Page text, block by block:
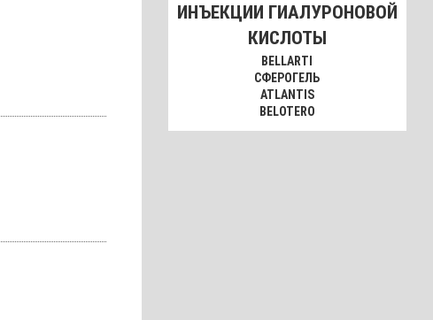
ИНЪЕКЦИИ ГИАЛУРОНОВОЙ
КИСЛОТЫ
BELLARTI
СФЕРОГЕЛЬ
ATLANTIS
BELOTERO